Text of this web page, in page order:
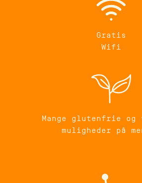
Gratis
Wifi
Mange glutenfrie og
muligheder på